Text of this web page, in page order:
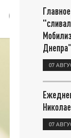
Днепра"
07
07